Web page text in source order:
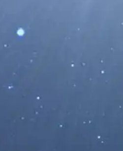
del
su punto